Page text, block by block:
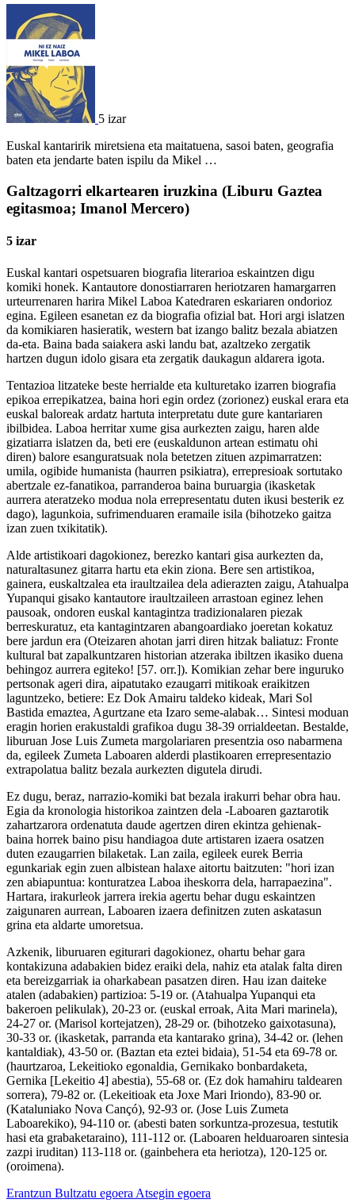
5 izar
Euskal kantaririk miretsiena eta maitatuena, sasoi baten, geografia
baten eta jendarte baten ispilu da Mikel …
Galtzagorri elkartearen iruzkina (Liburu Gaztea
egitasmoa; Imanol Mercero)
5 izar
Euskal kantari ospetsuaren biografia literarioa eskaintzen digu
komiki honek. Kantautore donostiarraren heriotzaren hamargarren
urteurrenaren harira Mikel Laboa Katedraren eskariaren ondorioz
egina. Egileen esanetan ez da biografia ofizial bat. Hori argi islatzen
da komikiaren hasieratik, western bat izango balitz bezala abiatzen
da-eta. Baina bada saiakera aski landu bat, azaltzeko zergatik
hartzen dugun idolo gisara eta zergatik daukagun aldarera igota.
Tentazioa litzateke beste herrialde eta kulturetako izarren biografia
epikoa errepikatzea, baina hori egin ordez (zorionez) euskal erara eta
euskal baloreak ardatz hartuta interpretatu dute gure kantariaren
ibilbidea. Laboa herritar xume gisa aurkezten zaigu, haren alde
gizatiarra islatzen da, beti ere (euskaldunon artean estimatu ohi
diren) balore esanguratsuak nola betetzen zituen azpimarratzen:
umila, ogibide humanista (haurren psikiatra), errepresioak sortutako
abertzale ez-fanatikoa, parranderoa baina buruargia (ikasketak
aurrera ateratzeko modua nola errepresentatu duten ikusi besterik ez
dago), lagunkoia, sufrimenduaren eramaile isila (bihotzeko gaitza
izan zuen txikitatik).
Alde artistikoari dagokionez, berezko kantari gisa aurkezten da,
naturaltasunez gitarra hartu eta ekin ziona. Bere sen artistikoa,
gainera, euskaltzalea eta iraultzailea dela adierazten zaigu, Atahualpa
Yupanqui gisako kantautore iraultzaileen arrastoan eginez lehen
pausoak, ondoren euskal kantagintza tradizionalaren piezak
berreskuratuz, eta kantagintzaren abangoardiako joeretan kokatuz
bere jardun era (Oteizaren ahotan jarri diren hitzak baliatuz: Fronte
kultural bat zapalkuntzaren historian atzeraka ibiltzen ikasiko duena
behingoz aurrera egiteko! [57. orr.]). Komikian zehar bere inguruko
pertsonak ageri dira, aipatutako ezaugarri mitikoak eraikitzen
laguntzeko, betiere: Ez Dok Amairu taldeko kideak, Mari Sol
Bastida emaztea, Agurtzane eta Izaro seme-alabak… Sintesi moduan
eragin horien erakustaldi grafikoa dugu 38-39 orrialdeetan. Bestalde,
liburuan Jose Luis Zumeta margolariaren presentzia oso nabarmena
da, egileek Zumeta Laboaren alderdi plastikoaren errepresentazio
extrapolatua balitz bezala aurkezten digutela dirudi.
Ez dugu, beraz, narrazio-komiki bat bezala irakurri behar obra hau.
Egia da kronologia historikoa zaintzen dela -Laboaren gaztarotik
zahartzarora ordenatuta daude agertzen diren ekintza gehienak-
baina horrek baino pisu handiagoa dute artistaren izaera osatzen
duten ezaugarrien bilaketak. Lan zaila, egileek eurek Berria
egunkariak egin zuen albistean halaxe aitortu baitzuten: "hori izan
zen abiapuntua: konturatzea Laboa iheskorra dela, harrapaezina".
Hartara, irakurleok jarrera irekia agertu behar dugu eskaintzen
zaigunaren aurrean, Laboaren izaera definitzen zuten askatasun
grina eta aldarte umoretsua.
Azkenik, liburuaren egiturari dagokionez, ohartu behar gara
kontakizuna adabakien bidez eraiki dela, nahiz eta atalak falta diren
eta bereizgarriak ia oharkabean pasatzen diren. Hau izan daiteke
atalen (adabakien) partizioa: 5-19 or. (Atahualpa Yupanqui eta
bakeroen pelikulak), 20-23 or. (euskal erroak, Aita Mari marinela),
24-27 or. (Marisol kortejatzen), 28-29 or. (bihotzeko gaixotasuna),
30-33 or. (ikasketak, parranda eta kantarako grina), 34-42 or. (lehen
kantaldiak), 43-50 or. (Baztan eta eztei bidaia), 51-54 eta 69-78 or.
(haurtzaroa, Lekeitioko egonaldia, Gernikako bonbardaketa,
Gernika [Lekeitio 4] abestia), 55-68 or. (Ez dok hamahiru taldearen
sorrera), 79-82 or. (Lekeitioak eta Joxe Mari Iriondo), 83-90 or.
(Kataluniako Nova Cançó), 92-93 or. (Jose Luis Zumeta
Laboarekiko), 94-110 or. (abesti baten sorkuntza-prozesua, testutik
hasi eta grabaketaraino), 111-112 or. (Laboaren helduaroaren sintesia
zazpi iruditan) 113-118 or. (gainbehera eta heriotza), 120-125 or.
(oroimena).
Erantzun Bultzatu egoera Atsegin egoera